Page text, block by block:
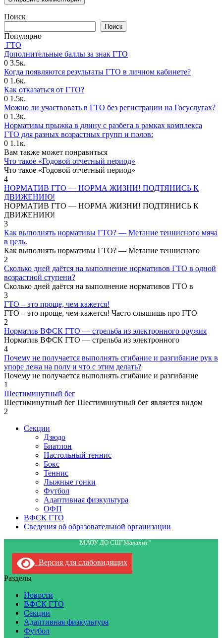
Поиск
Поиск
Популярно
ГТО
Дополнительные баллы за знак ГТО
0 3.5к.
Когда появляются результаты ГТО в личном кабинете?
0 1.6к.
Как отказаться от ГТО?
0 1.5к.
Можно ли участвовать в ГТО без регистрации на Госуслугах?
0 1.3к.
Нормативы прыжка в длину с разбега в рамках комплекса
ГТО для разных возрастных групп и полов:
0 1.1к.
Вам также может понравиться
Что такое «Годовой отчетный период»
Что такое «Годовой отчетный период»
4
НОРМАТИВ ГТО — НОРМА ЖИЗНИ! ПОДТЯНИСЬ К
ДВИЖЕНИЮ!
НОРМАТИВ ГТО — НОРМА ЖИЗНИ! ПОДТЯНИСЬ К
ДВИЖЕНИЮ!
3
Как выполнять нормативы ГТО? — Метание теннисного мяча
в цель.
Как выполнять нормативы ГТО? — Метание теннисного
2
Сколько дней даётся на выполнение нормативов ГТО в одной
возрастной ступени?
Сколько дней даётся на выполнение нормативов ГТО в
3
ГТО – это проще, чем кажется!
ГТО – это проще, чем кажется! Часто слышишь про ГТО
2
Норматив ВФСК ГТО — стрельба из электронного оружия
Норматив ВФСК ГТО — стрельба из электронного
4
Почему не получается выполнять сгибание и разгибание рук в
упоре лежа на полу и что с этим делать?
Почему не получается выполнять сгибание и разгибание
1
Шестиминутный бег
Шестиминутный бег Шестиминутный бег является видом
2
Секции
Дзюдо
Биатлон
Настольный теннис
Бокс
Теннис
Лыжные гонки
Футбол
Адаптивная физкультура
ОФП
ВФСК ГТО
Сведения об образовательной организации
МАОУ ДО СШ"Малахит"
Версия для слабовидящих
Разделы
Новости
ВФСК ГТО
Секции
Адаптивная физкультура
Футбол